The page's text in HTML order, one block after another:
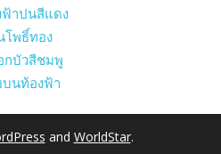
ฟ้าปนสีแดง
โพธิ์ทอง
กบัวสีชมพู
บนท้องฟ้า
and WorldStar.